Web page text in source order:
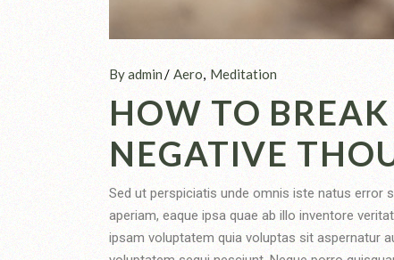
By admin Aero Meditation
HOW TO
NEGATIVE
Sed ut perspiciatis unde omnis iste natus error
aperiam, eaque ipsa quae ab illo inventore
ipsam voluptatem quia voluptas sit aspernatur